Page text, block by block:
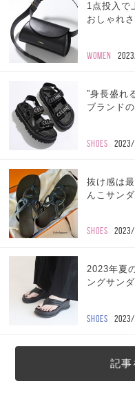
1点投入
おしゃれ
WOMEN
”身長盛れ
ブランド
SHOES
抜け感は
んこサンダ
SHOES
2023年夏
ングサン
SHOES
記事